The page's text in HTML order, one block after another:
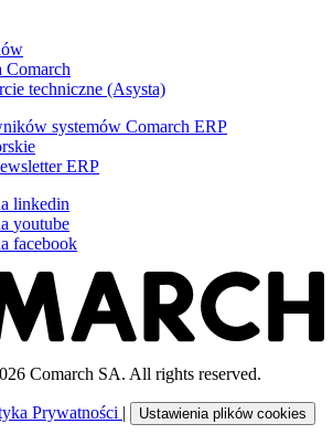
Comarch
techniczne (Asysta)
systemów Comarch ERP
ERP
linkedin
youtube
facebook
Comarch SA. All rights reserved.
Prywatności | Ustawienia plików cookies